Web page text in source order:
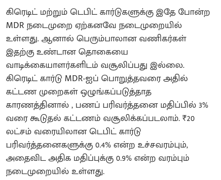
​கிரெடிட் மற்றும் டெபிட் கார்டுகளுக்கு இதே போன்ற
MDR நடைமுறை ஏற்கனவே நடைமுறையில்
உள்ளது. ஆனால் பெரும்பாலான வணிகர்கள்
இதற்கு உண்டான தொகையை
வாடிக்கையாளர்களிடம் வசூலிப்பது இல்லை.
கிரெடிட் கார்டு MDR-ஐப் பொறுத்தவரை அதில்
கட்டண முறைகள் ஒழுங்கப்படுத்தாத
காரணத்தினால் , பணப் பரிவர்த்தனை மதிப்பில் 3%
வரை கூடுதல் கட்டணம் வசூலிக்கப்படலாம். ₹20
லட்சம் வரையிலான டெபிட் கார்டு
பரிவர்த்தனைகளுக்கு 0.4% என்ற உச்சவரம்பும்,
அதைவிட அதிக மதிப்புக்கு 0.9% என்ற வரம்பும்
நடைமுறையில் உள்ளது.